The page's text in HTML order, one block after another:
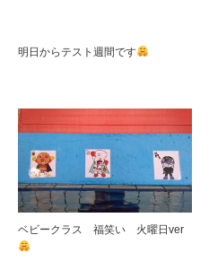
明日からテスト週間です
ベビークラス 福笑い 火曜日ver